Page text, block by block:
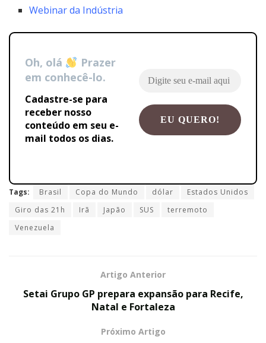
Webinar da Indústria
Oh, olá
Prazer
em conhecê-lo.
Cadastre-se para
receber nosso
conteúdo em seu e-
mail todos os dias.
Tags: Brasil Copa do Mundo dólar
Estados Unidos
Giro das 21h
Irã Japão SUS
terremoto
Venezuela
Artigo Anterior
Setai Grupo GP prepara expansão para Recife,
Natal e Fortaleza
Próximo Artigo